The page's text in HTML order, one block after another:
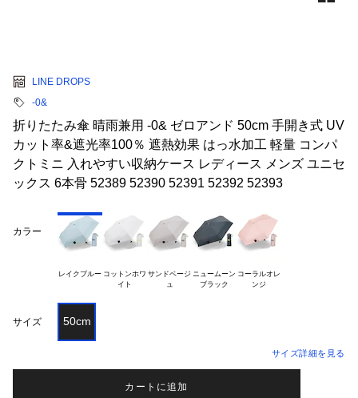
LINE DROPS
-0&
折りたたみ傘 晴雨兼用 -0& ゼロアンド 50cm 手開き式 UV
カット率&遮光率100％ 遮熱効果 はっ水加工 軽量 コンパ
クトミニ 入れやすい収納ケース レディース メンズ ユニセ
ックス 6本骨 52389 52390 52391 52392 52393
カラー
レイクブルー コットンホワ サンドベージ ニュームーン コーラルオレ
サイズ 50cm
サイズ詳細を見る
カートに追加